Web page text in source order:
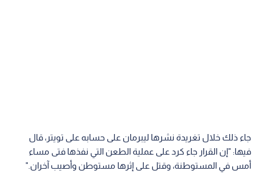
جاء ذلك خلال تغريدة نشرها ليبرمان على حسابه على تويتر، قال
فيها: "إن القرار جاء كرد على عملية الطعن التي نفذها فتى مساء
أمس في المستوطنة، وقتل على إثرها مستوطن وأصيب آخران."